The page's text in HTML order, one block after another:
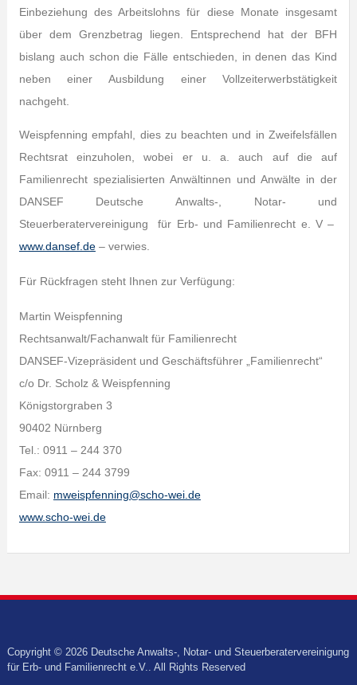
Einbeziehung des Arbeitslohns für diese Monate insgesamt
über dem Grenzbetrag liegen. Entsprechend hat der BFH
bislang auch schon die Fälle entschieden, in denen das Kind
neben einer Ausbildung einer Vollzeiterwerbstätigkeit
nachgeht.
Weispfenning empfahl, dies zu beachten und in Zweifelsfällen
Rechtsrat einzuholen, wobei er u. a. auch auf die auf
Familienrecht spezialisierten Anwältinnen und Anwälte in der
DANSEF Deutsche Anwalts-, Notar- und
Steuerberatervereinigung für Erb- und Familienrecht e. V –
www.dansef.de– verwies.
Für Rückfragen steht Ihnen zur Verfügung:
Martin Weispfenning
Rechtsanwalt/Fachanwalt für Familienrecht
DANSEF-Vizepräsident und Geschäftsführer „Familienrecht“
c/o Dr. Scholz & Weispfenning
Königstorgraben 3
90402 Nürnberg
Tel.: 0911 – 244 370
Fax: 0911 – 244 3799
Email: mweispfenning@scho-wei.de
www.scho-wei.de
Copyright © 2026 Deutsche Anwalts-, Notar- und Steuerberatervereinigung
für Erb- und Familienrecht e.V.. All Rights Reserved